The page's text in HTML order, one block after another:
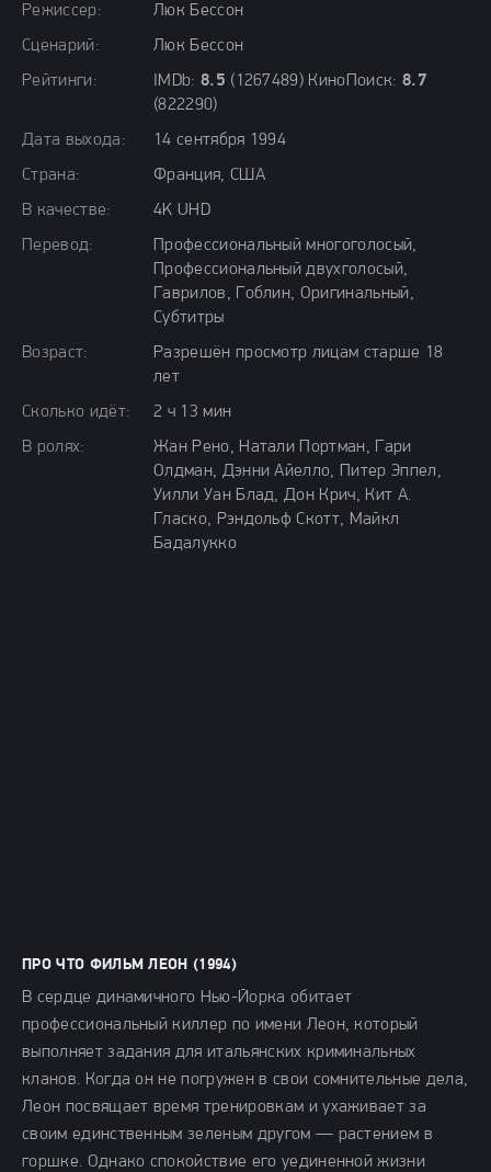
Режиссер:
Люк Бессон
Сценарий:
Люк Бессон
Рейтинги:
IMDb: 8.5 (1267489) КиноПоиск: 8.7
(822290)
Дата выхода:
14 сентября 1994
Страна:
Франция, США
В качестве:
4K UHD
Перевод:
Профессиональный многоголосый,
Профессиональный двухголосый,
Гаврилов, Гоблин, Оригинальный,
Субтитры
Возраст:
Разрешён просмотр лицам старше 18
лет
Сколько идёт:
2 ч 13 мин
В ролях:
Жан Рено, Натали Портман, Гари
Олдман, Дэнни Айелло, Питер Эппел,
Уилли Уан Блад, Дон Крич, Кит А.
Гласко, Рэндольф Скотт, Майкл
Бадалукко
ПРО ЧТО ФИЛЬМ ЛЕОН (1994)
В сердце динамичного Нью-Йорка обитает
профессиональный киллер по имени Леон, который
выполняет задания для итальянских криминальных
кланов. Когда он не погружен в свои сомнительные дела,
Леон посвящает время тренировкам и ухаживает за
своим единственным зеленым другом — растением в
горшке. Однако спокойствие его уединенной жизни